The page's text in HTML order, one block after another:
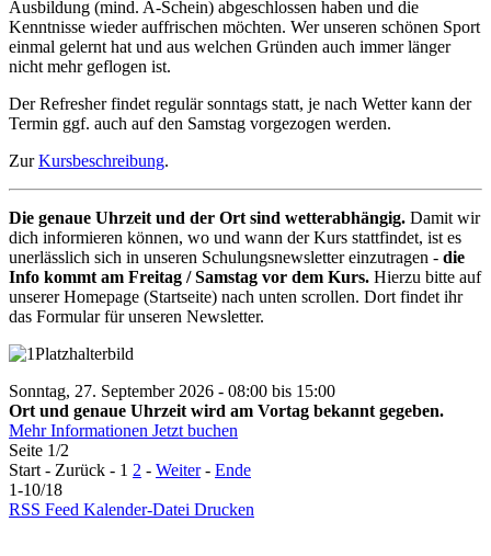
Ausbildung (mind. A-Schein) abgeschlossen haben und die
Kenntnisse wieder auffrischen möchten. Wer unseren schönen Sport
einmal gelernt hat und aus welchen Gründen auch immer länger
nicht mehr geflogen ist.
Der Refresher findet regulär sonntags statt, je nach Wetter kann der
Termin ggf. auch auf den Samstag vorgezogen werden.
ZurKursbeschreibung.
Die genaue Uhrzeit und der Ort sind wetterabhängig. Damit wir
dich informieren können, wo und wann der Kurs stattfindet, ist es
unerlässlich sich in unseren Schulungsnewsletter einzutragen - die
Info kommt am Freitag / Samstag vor dem Kurs. Hierzu bitte auf
unserer Homepage (Startseite) nach unten scrollen. Dort findet ihr
das Formular für unseren Newsletter.
Sonntag, 27. September 2026 - 08:00 bis 15:00
Ort und genaue Uhrzeit wird am Vortag bekannt gegeben.
Mehr Informationen Jetzt buchen
Seite 1/2
Start - Zurück - 1 2 - Weiter- Ende
1-10/18
RSS Feed Kalender-Datei Drucken